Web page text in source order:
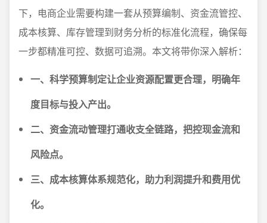
下，电商企业需要构建一套从预算编制、资金流管控、
成本核算、库存管理到财务分析的标准化流程，确保每
一步都精准可控、数据可追溯。本文将带你深入解析：
一、科学预算制定让企业资源配置更合理，明确年
度目标与投入产出。
二、资金流动管理打通收支全链路，把控现金流和
风险点。
三、成本核算体系规范化，助力利润提升和费用优
化。